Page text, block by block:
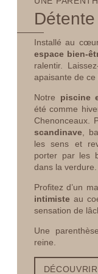
Détente
Installé au
espace bien-
ralentir.
apaisante de
Notre piscine
été comme
Chenonceaux.
scandinave,
les sens et
porter par les
dans la verdure.
Profitez d’un
intimisteau
sensation de
Une
reine.
DÉCOUVRIR